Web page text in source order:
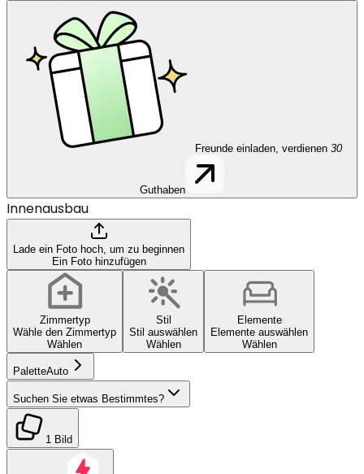
Freunde einladen, verdienen 30
Guthaben
Innenausbau
Lade ein Foto hoch, um zu beginnen
Ein Foto hinzufügen
Zimmertyp
Wähle den Zimmertyp
Wählen
Stil
Stil auswählen
Wählen
Elemente
Elemente auswählen
Wählen
PaletteAuto
Suchen Sie etwas Bestimmtes?
1 Bild